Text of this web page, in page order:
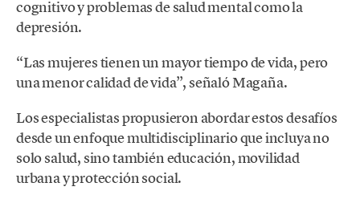
cognitivo y problemas de salud mental como la
depresión.
“Las mujeres tienen un mayor tiempo de vida, pero
una menor calidad de vida”, señaló Magaña.
Los especialistas propusieron abordar estos desafíos
desde un enfoque multidisciplinario que incluya no
solo salud, sino también educación, movilidad
urbana y protección social.